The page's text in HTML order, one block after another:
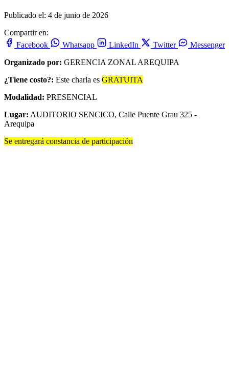
Publicado el: 4 de junio de 2026
Compartir en:
Facebook
Whatsapp LinkedIn Twitter
Messenger
Organizado por: GERENCIA ZONAL AREQUIPA
¿Tiene costo?: Este charla es GRATUITA
Modalidad: PRESENCIAL
Lugar: AUDITORIO SENCICO, Calle Puente Grau 325 -
Arequipa
Se entregará constancia de participación